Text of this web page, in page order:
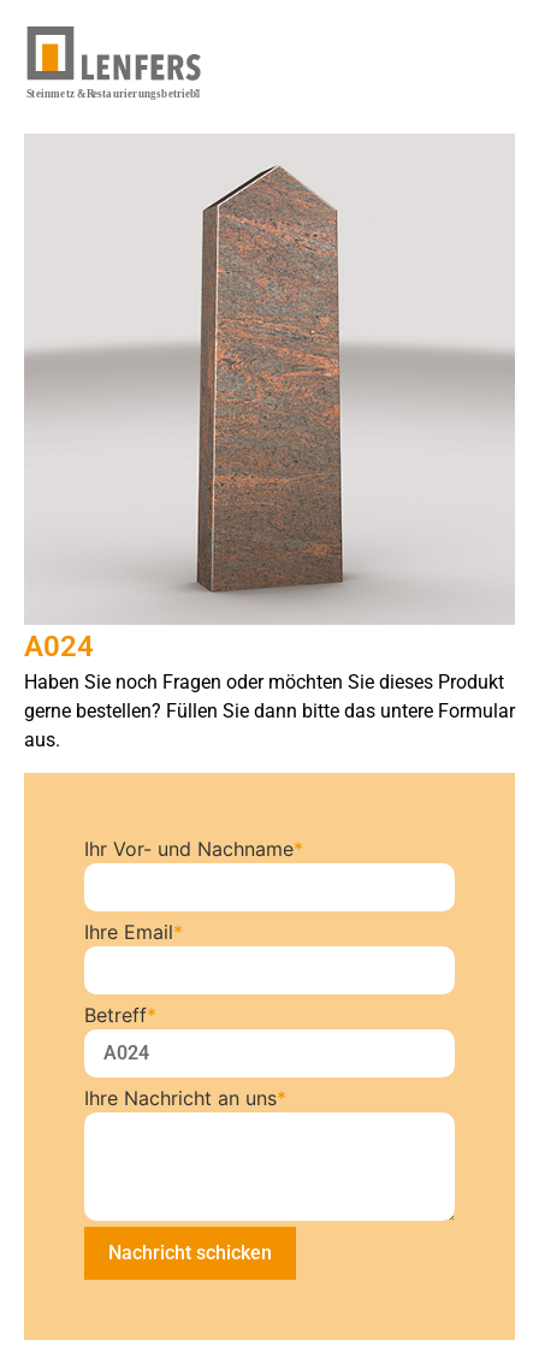
A024
Haben Sie noch Fragen oder möchten Sie dieses Produkt
gerne bestellen? Füllen Sie dann bitte das untere Formular
aus.
Ihr Vor- und Nachname*
Ihre Email*
Betreff*
Ihre Nachricht an uns*
Nachricht schicken